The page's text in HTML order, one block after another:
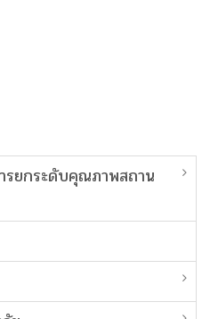
รยกระดับคุณภาพสถาน